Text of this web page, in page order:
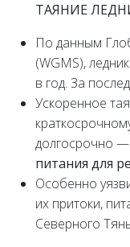
ТАЯНИЕ
По данным
(WGMS),
в год. За
Ускоренное
долгосрочно
питания для
Особенно
их притоки,
Северного